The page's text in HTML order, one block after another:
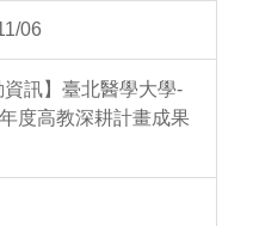
06
資訊】臺北醫學大學-
年度高教深耕計畫成果